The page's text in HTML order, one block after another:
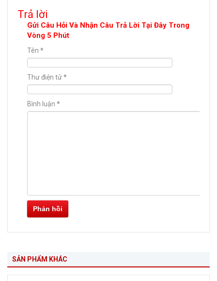
Trả lời
Gửi Câu Hỏi Và Nhận Câu Trả Lời Tại Đây Trong
Vòng 5 Phút
Tên *
Thư điện tử*
Bình luận *
Phản hồi
SẢN PHẨM KHÁC